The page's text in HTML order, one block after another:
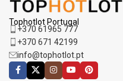
Tophotlot Portugal
+370 61965 777
+370 671 42199
info@tophotlot.pt